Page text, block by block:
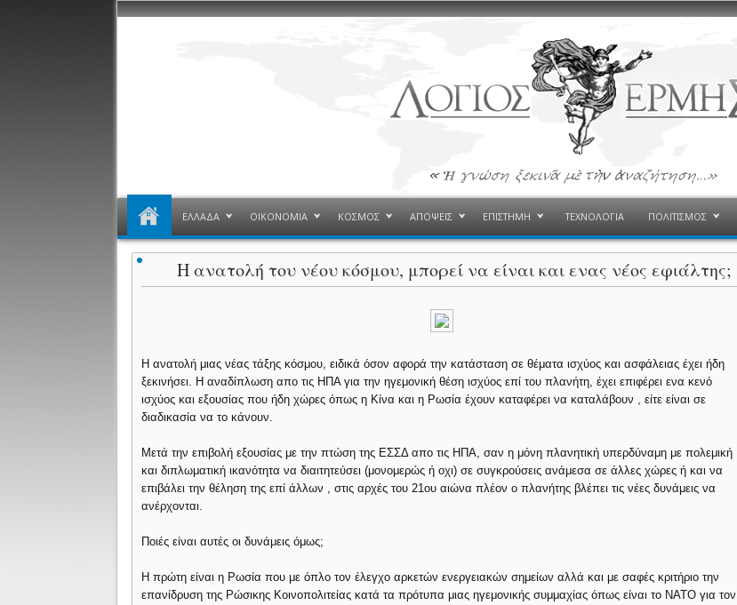
ΕΛΛΑΔΑ ΟΙΚΟΝΟΜΙΑ ΚΟΣΜΟΣ ΑΠΟΨΕΙΣ ΕΠΙΣΤΗΜΗ ΤΕΧΝΟΛΟΓΙΑ ΠΟΛΙΤΙΣΜΟΣ
Η ανατολή του νέου κόσμου, μπορεί να είναι και ενας νέος εφιάλτης;
H ανατολή μιας νέας τάξης κόσμου, ειδικά όσον αφορά την κατάσταση σε θέματα ισχύος και ασφάλειας έχει ήδη
ξεκινήσει. Η αναδίπλωση απο τις ΗΠΑ για την ηγεμονική θέση ισχύος επί του πλανήτη, έχει επιφέρει ενα κενό
ισχύος και εξουσίας που ήδη χώρες όπως η Κίνα και η Ρωσία έχουν καταφέρει να καταλάβουν , είτε είναι σε
διαδικασία να το κάνουν.
Μετά την επιβολή εξουσίας με την πτώση της ΕΣΣΔ απο τις ΗΠΑ, σαν η μόνη πλανητική υπερδύναμη με πολεμική
και διπλωματική ικανότητα να διαιτητεύσει (μονομερώς ή οχι) σε συγκρούσεις ανάμεσα σε άλλες χώρες ή και να
επιβάλει την θέληση της επί άλλων , στις αρχές του 21ου αιώνα πλέον ο πλανήτης βλέπει τις νέες δυνάμεις να
ανέρχονται.
Ποιές είναι αυτές οι δυνάμεις όμως;
Η πρώτη είναι η Ρωσία που με όπλο τον έλεγχο αρκετών ενεργειακών σημείων αλλά και με σαφές κριτήριο την
επανίδρυση της Ρώσικης Κοινοπολιτείας κατά τα πρότυπα μιας ηγεμονικής συμμαχίας όπως είναι το ΝΑΤΟ για τον